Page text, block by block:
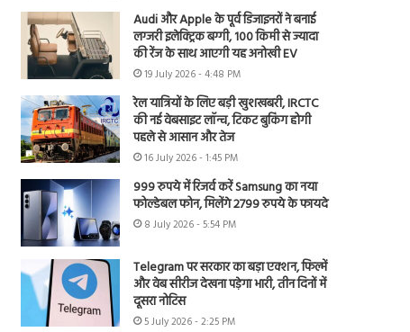
Audi और Apple के पूर्व डिजाइनरों ने बनाई
लग्जरी इलेक्ट्रिक बग्गी, 100 किमी से ज्यादा
की रेंज के साथ आएगी यह अनोखी EV
19 July 2026 - 4:48 PM
रेल यात्रियों के लिए बड़ी खुशखबरी, IRCTC
की नई वेबसाइट लॉन्च, टिकट बुकिंग होगी
पहले से आसान और तेज
16 July 2026 - 1:45 PM
999 रुपये में रिजर्व करें Samsung का नया
फोल्डेबल फोन, मिलेंगे 2799 रुपये के फायदे
8 July 2026 - 5:54 PM
Telegram पर सरकार का बड़ा एक्शन, फिल्में
और वेब सीरीज देखना पड़ेगा भारी, तीन दिनों में
दूसरा नोटिस
5 July 2026 - 2:25 PM